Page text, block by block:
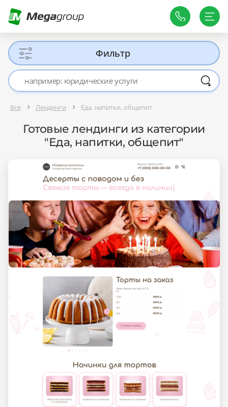
Фильтр
Все Лендинги Еда, напитки, общепит
Готовые лендинги из категории
"Еда, напитки, общепит"